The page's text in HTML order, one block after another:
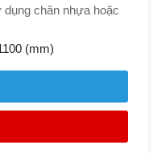
chân nhựa hoặc
(mm)